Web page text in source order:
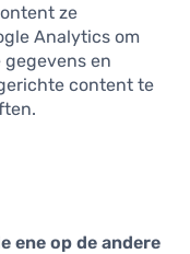
ze
Analytics om
en
content te
ene op de andere